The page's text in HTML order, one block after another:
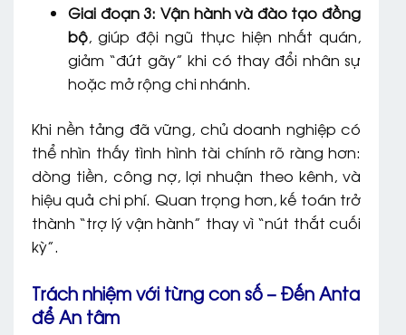
Giai đoạn 3: Vận hành và đào tạo đồng
bộ, giúp đội ngũ thực hiện nhất quán,
giảm “đứt gãy” khi có thay đổi nhân sự
hoặc mở rộng chi nhánh.
Khi nền tảng đã vững, chủ doanh nghiệp có
thể nhìn thấy tình hình tài chính rõ ràng hơn:
dòng tiền, công nợ, lợi nhuận theo kênh, và
hiệu quả chi phí. Quan trọng hơn, kế toán trở
thành “trợ lý vận hành” thay vì “nút thắt cuối
kỳ”.
Trách nhiệm với từng con số – Đến Anta
để An tâm